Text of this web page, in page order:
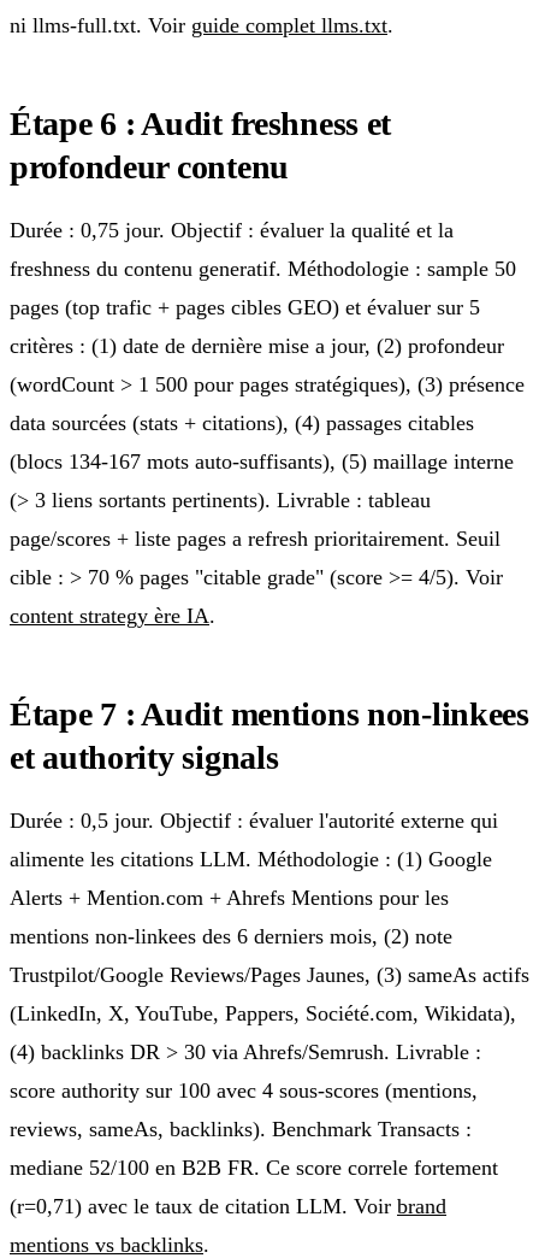
ni llms-full.txt. Voir guide complet llms.txt.
Étape 6 : Audit freshness et
profondeur contenu
Durée : 0,75 jour. Objectif : évaluer la qualité et la
freshness du contenu generatif. Méthodologie : sample 50
pages (top trafic + pages cibles GEO) et évaluer sur 5
critères : (1) date de dernière mise a jour, (2) profondeur
(wordCount > 1 500 pour pages stratégiques), (3) présence
data sourcées (stats + citations), (4) passages citables
(blocs 134-167 mots auto-suffisants), (5) maillage interne
(> 3 liens sortants pertinents). Livrable : tableau
page/scores + liste pages a refresh prioritairement. Seuil
cible : > 70 % pages "citable grade" (score >= 4/5). Voir
content strategy ère IA.
Étape 7 : Audit mentions non-linkees
et authority signals
Durée : 0,5 jour. Objectif : évaluer l'autorité externe qui
alimente les citations LLM. Méthodologie : (1) Google
Alerts + Mention.com + Ahrefs Mentions pour les
mentions non-linkees des 6 derniers mois, (2) note
Trustpilot/Google Reviews/Pages Jaunes, (3) sameAs actifs
(LinkedIn, X, YouTube, Pappers, Société.com, Wikidata),
(4) backlinks DR > 30 via Ahrefs/Semrush. Livrable :
score authority sur 100 avec 4 sous-scores (mentions,
reviews, sameAs, backlinks). Benchmark Transacts :
mediane 52/100 en B2B FR. Ce score correle fortement
(r=0,71) avec le taux de citation LLM. Voir brand
mentions vs backlinks.